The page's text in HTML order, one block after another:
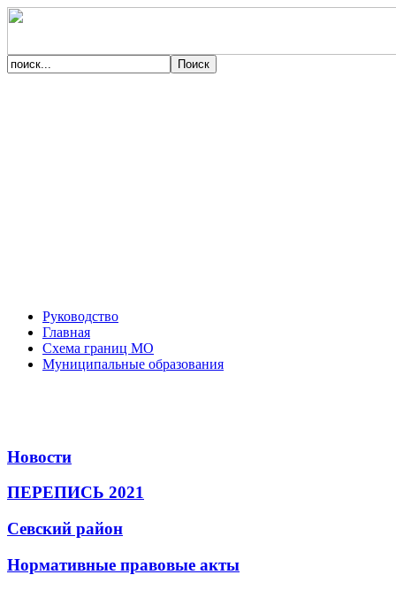
Руководство
Главная
Схема границ МО
Муниципальные образования
Новости
ПЕРЕПИСЬ 2021
Севский район
Нормативные правовые акты